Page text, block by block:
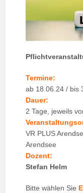
Termine:
ab 18.06.24 / bis
Dauer:
2 Tage, jeweils
VR PLUS
Arendsee
Dozent:
Stefan Helm
Bitte wählen Sie